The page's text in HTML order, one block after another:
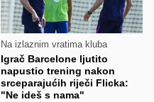
Na izlaznim vratima kluba
Igrač Barcelone ljutito
napustio trening nakon
srceparajućih riječi Flicka:
"Ne ideš s nama"